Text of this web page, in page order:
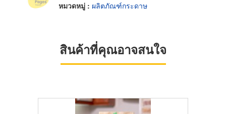
หมวดหมู่ : ผลิตภัณฑ์กระดาษ
สินค้าที่คุณอาจสนใจ